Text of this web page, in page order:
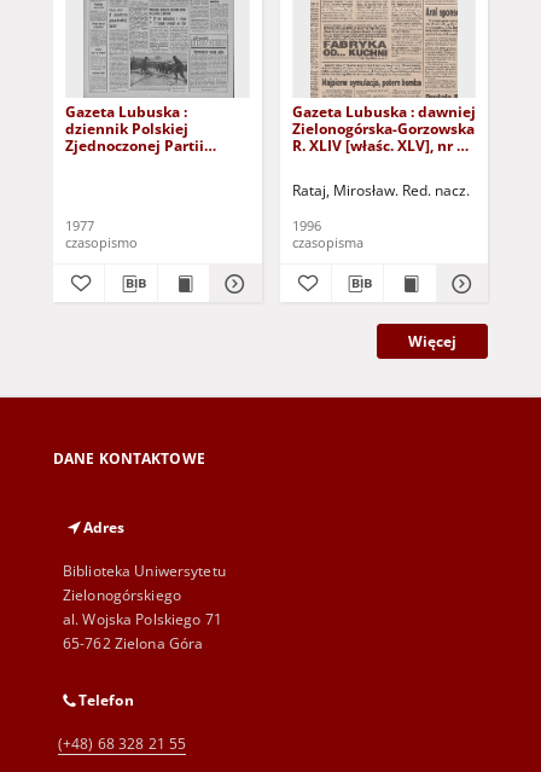
Gazeta Lubuska :
dziennik Polskiej
Zjednoczonej Partii
1977
czasopismo
Gazeta Lubuska : dawniej
Zielonogórska-Gorzowska
R. XLIV [właśc. XLV], nr 52
Rataj, Mirosław. Red. nacz.
1996
czasopisma
Więcej
DANE KONTAKTOWE
Adres
Biblioteka Uniwersytetu
Zielonogórskiego
al. Wojska Polskiego 71
65-762 Zielona Góra
Telefon
(+48) 68 328 21 55